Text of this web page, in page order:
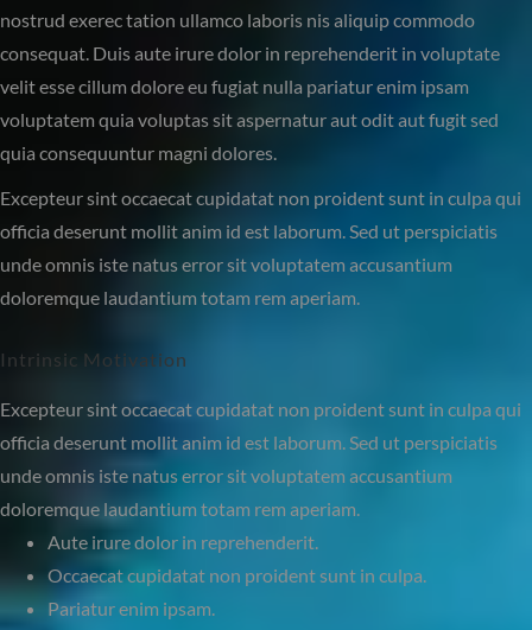
nostrud exerec tation ullamco laboris nis aliquip commodo
consequat. Duis aute irure dolor in reprehenderit in voluptate
velit esse cillum dolore eu fugiat nulla pariatur enim ipsam
voluptatem quia voluptas sit aspernatur aut odit aut fugit sed
quia consequuntur magni dolores.
Excepteur sint occaecat cupidatat non proident sunt in culpa qui
officia deserunt mollit anim id est laborum. Sed ut perspiciatis
unde omnis iste natus error sit voluptatem accusantium
doloremque laudantium totam rem aperiam.
Intrinsic Motivation
Excepteur sint occaecat cupidatat non proident sunt in culpa qui
officia deserunt mollit anim id est laborum. Sed ut perspiciatis
unde omnis iste natus error sit voluptatem accusantium
doloremque laudantium totam rem aperiam.
Aute irure dolor in reprehenderit.
Occaecat cupidatat non proident sunt in culpa.
Pariatur enim ipsam.